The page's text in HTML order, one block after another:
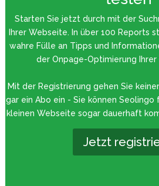
Starten Sie jetzt durch mit der
Ihrer Webseite. In über 100 Reports
wahre Fülle an Tipps und
der Onpage-Optimierung
Mit der Registrierung gehen Sie
gar ein Abo ein - Sie können
kleinen Webseite sogar dauerhaft
Jetzt